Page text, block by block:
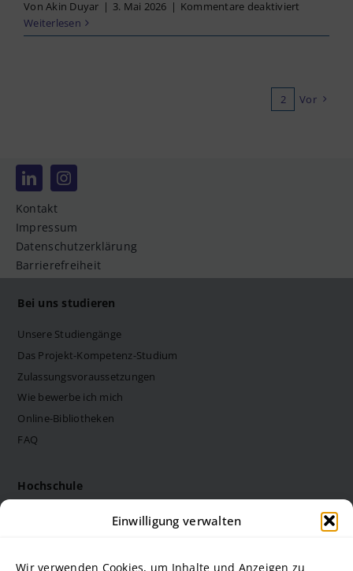
Einwilligung verwalten
Wir verwenden Cookies, um Inhalte und Anzeigen zu
VonAkin Duyar | 3. Mai 2026 | Kommentare deaktiviert
Leadership
Weiterlesen
2 Vor
Kontakt
Impressum
Datenschutzerklärung
Barrierefreiheit
Bei uns studieren
Unsere Studiengänge
Das Projekt-Kompetenz-Studium
Zulassungsvoraussetzungen
Wie bewerbe ich mich
Online-Bibliotheken
FAQ
Hochschule
Die Steinbeis Hochschule